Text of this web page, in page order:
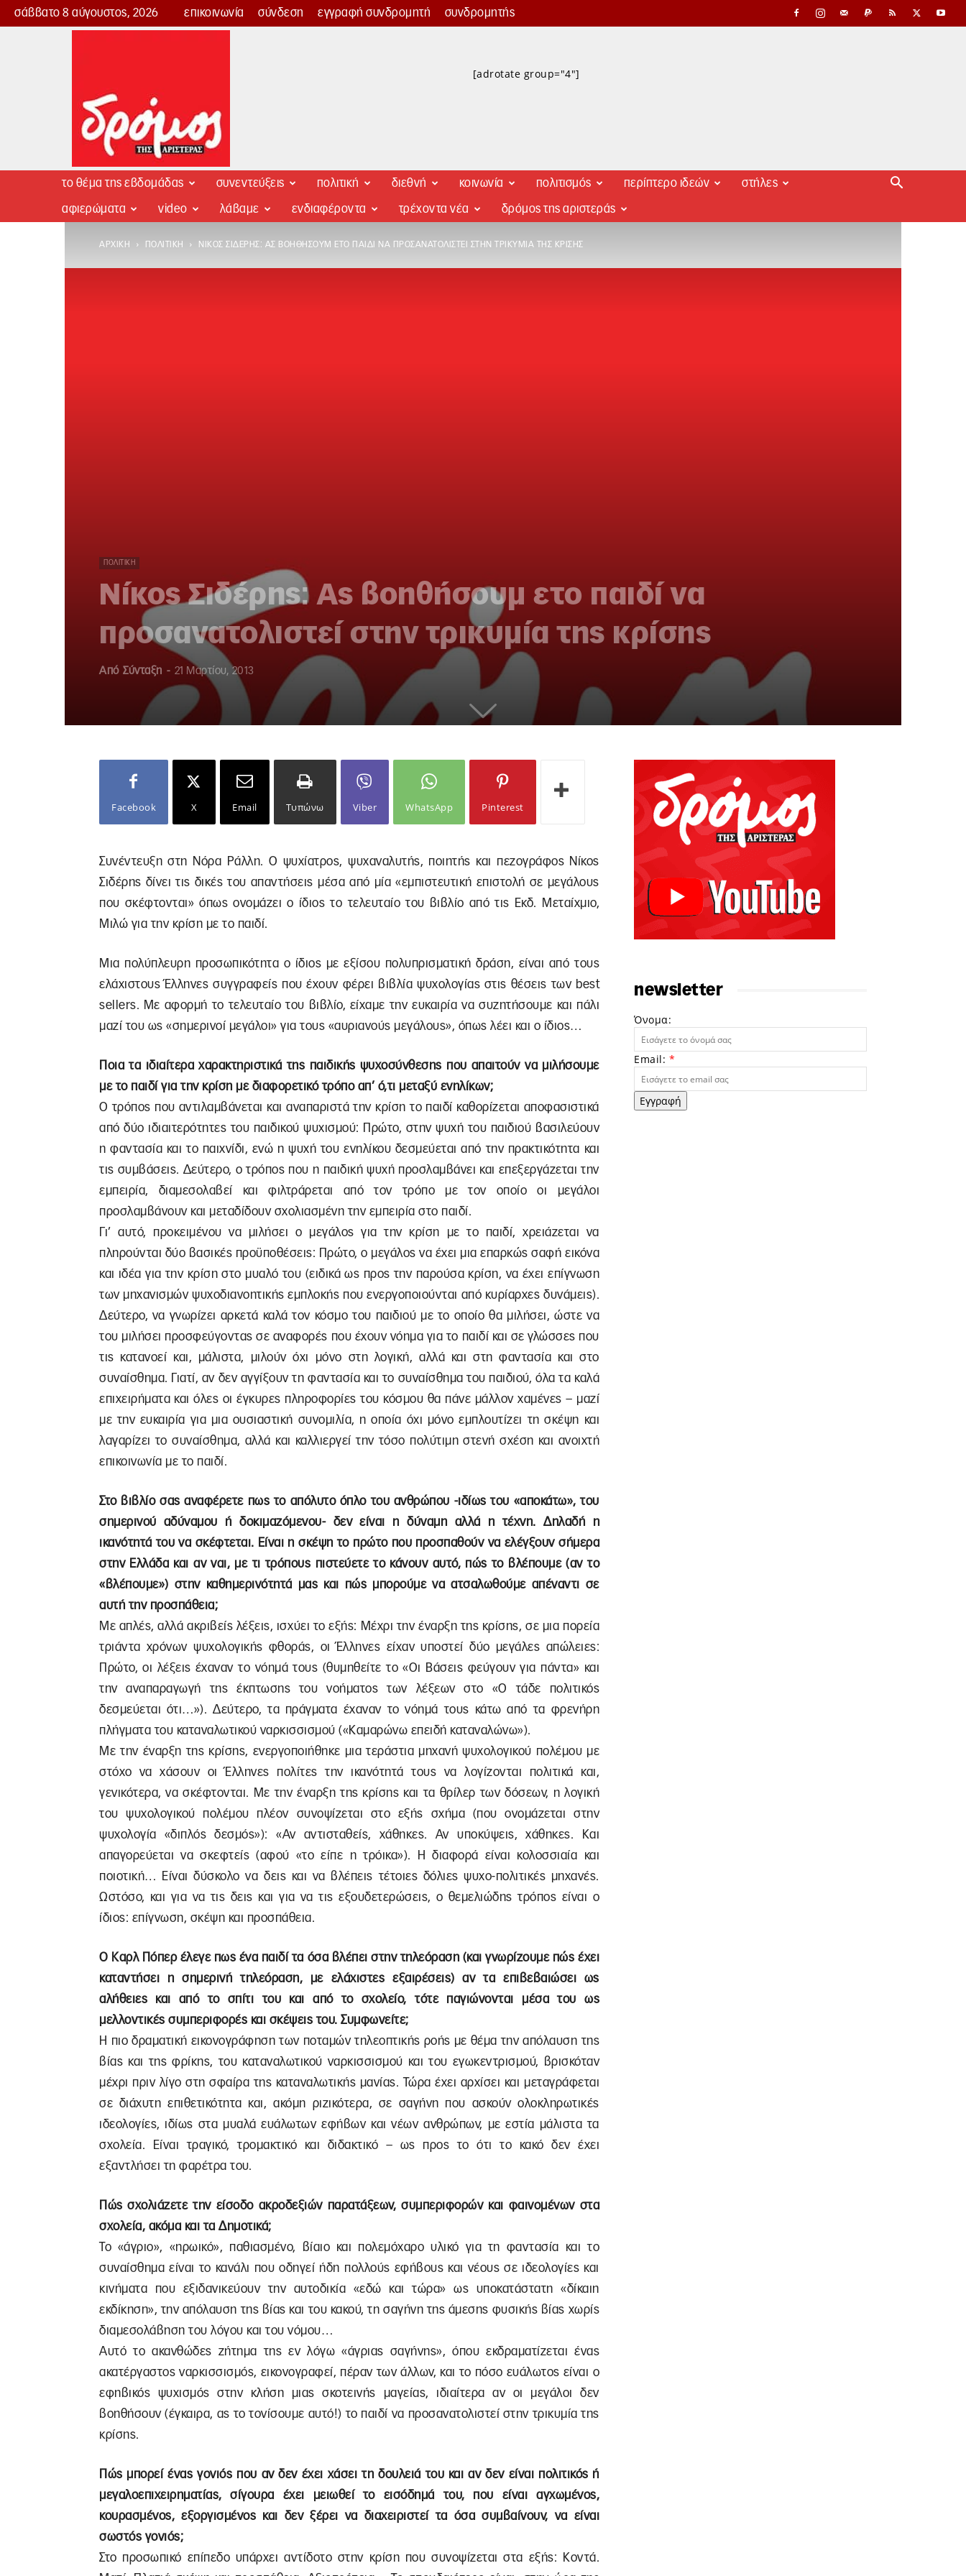
σάββατο 8 αύγουστος, 2026 επικοινωνία σύνδεση εγγραφή συνδρομητή συνδρομητής
Δρόμος
[adrotate group="4"]
το θέμα της εβδομάδας συνεντεύξεις πολιτική διεθνή κοινωνία πολιτισμός περίπτερο ιδεών στήλες
αφιερώματα video λάβαμε ενδιαφέροντα τρέχοντα νέα δρόμος της αριστεράς
ΑΡΧΙΚΉ ΠΟΛΙΤΙΚΉ ΝΊΚΟΣ ΣΙΔΈΡΗΣ: ΑΣ ΒΟΗΘΉΣΟΥΜ ΕΤΟ ΠΑΙΔΊ ΝΑ ΠΡΟΣΑΝΑΤΟΛΙΣΤΕΊ ΣΤΗΝ ΤΡΙΚΥΜΊΑ ΤΗΣ ΚΡΊΣΗΣ
ΠΟΛΙΤΙΚΉ
Νίκος Σιδέρης: Ας βοηθήσουμ ετο παιδί να
προσανατολιστεί στην τρικυμία της κρίσης
Από Σύνταξη - 21 Μαρτίου, 2013
Facebook X Email Τυπώνω Viber WhatsApp Pinterest
Συνέντευξη στη Νόρα Ράλλη. Ο ψυχίατρος, ψυχαναλυτής, ποιητής και πεζογράφος Νίκος
Σιδέρης δίνει τις δικές του απαντήσεις μέσα από μία «εμπιστευτική επιστολή σε μεγάλους
που σκέφτονται» όπως ονομάζει ο ίδιος το τελευταίο του βιβλίο από τις Εκδ. Μεταίχμιο,
Μιλώ για την κρίση με το παιδί.
Μια πολύπλευρη προσωπικότητα ο ίδιος με εξίσου πολυπρισματική δράση, είναι από τους
ελάχιστους Έλληνες συγγραφείς που έχουν φέρει βιβλία ψυχολογίας στις θέσεις των best
sellers. Με αφορμή το τελευταίο του βιβλίο, είχαμε την ευκαιρία να συζητήσουμε και πάλι
μαζί του ως «σημερινοί μεγάλοι» για τους «αυριανούς μεγάλους», όπως λέει και ο ίδιος…
Ποια τα ιδιαίτερα χαρακτηριστικά της παιδικής ψυχοσύνθεσης που απαιτούν να μιλήσουμε
με το παιδί για την κρίση με διαφορετικό τρόπο απ’ ό,τι μεταξύ ενηλίκων;
Ο τρόπος που αντιλαμβάνεται και αναπαριστά την κρίση το παιδί καθορίζεται αποφασιστικά
από δύο ιδιαιτερότητες του παιδικού ψυχισμού: Πρώτο, στην ψυχή του παιδιού βασιλεύουν
η φαντασία και το παιχνίδι, ενώ η ψυχή του ενηλίκου δεσμεύεται από την πρακτικότητα και
τις συμβάσεις. Δεύτερο, ο τρόπος που η παιδική ψυχή προσλαμβάνει και επεξεργάζεται την
εμπειρία, διαμεσολαβεί και φιλτράρεται από τον τρόπο με τον οποίο οι μεγάλοι
προσλαμβάνουν και μεταδίδουν σχολιασμένη την εμπειρία στο παιδί.
Γι’ αυτό, προκειμένου να μιλήσει ο μεγάλος για την κρίση με το παιδί, χρειάζεται να
πληρούνται δύο βασικές προϋποθέσεις: Πρώτο, ο μεγάλος να έχει μια επαρκώς σαφή εικόνα
και ιδέα για την κρίση στο μυαλό του (ειδικά ως προς την παρούσα κρίση, να έχει επίγνωση
των μηχανισμών ψυχοδιανοητικής εμπλοκής που ενεργοποιούνται από κυρίαρχες δυνάμεις).
Δεύτερο, να γνωρίζει αρκετά καλά τον κόσμο του παιδιού με το οποίο θα μιλήσει, ώστε να
του μιλήσει προσφεύγοντας σε αναφορές που έχουν νόημα για το παιδί και σε γλώσσες που
τις κατανοεί και, μάλιστα, μιλούν όχι μόνο στη λογική, αλλά και στη φαντασία και στο
συναίσθημα. Γιατί, αν δεν αγγίξουν τη φαντασία και το συναίσθημα του παιδιού, όλα τα καλά
επιχειρήματα και όλες οι έγκυρες πληροφορίες του κόσμου θα πάνε μάλλον χαμένες – μαζί
με την ευκαιρία για μια ουσιαστική συνομιλία, η οποία όχι μόνο εμπλουτίζει τη σκέψη και
λαγαρίζει το συναίσθημα, αλλά και καλλιεργεί την τόσο πολύτιμη στενή σχέση και ανοιχτή
επικοινωνία με το παιδί.
Στο βιβλίο σας αναφέρετε πως το απόλυτο όπλο του ανθρώπου -ιδίως του «αποκάτω», του
σημερινού αδύναμου ή δοκιμαζόμενου- δεν είναι η δύναμη αλλά η τέχνη. Δηλαδή η
ικανότητά του να σκέφτεται. Είναι η σκέψη το πρώτο που προσπαθούν να ελέγξουν σήμερα
στην Ελλάδα και αν ναι, με τι τρόπους πιστεύετε το κάνουν αυτό, πώς το βλέπουμε (αν το
«βλέπουμε») στην καθημερινότητά μας και πώς μπορούμε να ατσαλωθούμε απέναντι σε
αυτή την προσπάθεια;
Με απλές, αλλά ακριβείς λέξεις, ισχύει το εξής: Μέχρι την έναρξη της κρίσης, σε μια πορεία
τριάντα χρόνων ψυχολογικής φθοράς, οι Έλληνες είχαν υποστεί δύο μεγάλες απώλειες:
Πρώτο, οι λέξεις έχαναν το νόημά τους (θυμηθείτε το «Οι Βάσεις φεύγουν για πάντα» και
την αναπαραγωγή της έκπτωσης του νοήματος των λέξεων στο «Ο τάδε πολιτικός
δεσμεύεται ότι…»). Δεύτερο, τα πράγματα έχαναν το νόημά τους κάτω από τα φρενήρη
πλήγματα του καταναλωτικού ναρκισσισμού («Καμαρώνω επειδή καταναλώνω»).
Με την έναρξη της κρίσης, ενεργοποιήθηκε μια τεράστια μηχανή ψυχολογικού πολέμου με
στόχο να χάσουν οι Έλληνες πολίτες την ικανότητά τους να λογίζονται πολιτικά και,
γενικότερα, να σκέφτονται. Με την έναρξη της κρίσης και τα θρίλερ των δόσεων, η λογική
του ψυχολογικού πολέμου πλέον συνοψίζεται στο εξής σχήμα (που ονομάζεται στην
ψυχολογία «διπλός δεσμός»): «Αν αντισταθείς, χάθηκες. Αν υποκύψεις, χάθηκες. Και
απαγορεύεται να σκεφτείς (αφού «το είπε η τρόικα»). Η διαφορά είναι κολοσσιαία και
ποιοτική… Είναι δύσκολο να δεις και να βλέπεις τέτοιες δόλιες ψυχο-πολιτικές μηχανές.
Ωστόσο, και για να τις δεις και για να τις εξουδετερώσεις, ο θεμελιώδης τρόπος είναι ο
ίδιος: επίγνωση, σκέψη και προσπάθεια.
Ο Καρλ Πόπερ έλεγε πως ένα παιδί τα όσα βλέπει στην τηλεόραση (και γνωρίζουμε πώς έχει
καταντήσει η σημερινή τηλεόραση, με ελάχιστες εξαιρέσεις) αν τα επιβεβαιώσει ως
αλήθειες και από το σπίτι του και από το σχολείο, τότε παγιώνονται μέσα του ως
μελλοντικές συμπεριφορές και σκέψεις του. Συμφωνείτε;
Η πιο δραματική εικονογράφηση των ποταμών τηλεοπτικής ροής με θέμα την απόλαυση της
βίας και της φρίκης, του καταναλωτικού ναρκισσισμού και του εγωκεντρισμού, βρισκόταν
μέχρι πριν λίγο στη σφαίρα της καταναλωτικής μανίας. Τώρα έχει αρχίσει και μεταγράφεται
σε διάχυτη επιθετικότητα και, ακόμη ριζικότερα, σε σαγήνη που ασκούν ολοκληρωτικές
ιδεολογίες, ιδίως στα μυαλά ευάλωτων εφήβων και νέων ανθρώπων, με εστία μάλιστα τα
σχολεία. Είναι τραγικό, τρομακτικό και διδακτικό – ως προς το ότι το κακό δεν έχει
εξαντλήσει τη φαρέτρα του.
Πώς σχολιάζετε την είσοδο ακροδεξιών παρατάξεων, συμπεριφορών και φαινομένων στα
σχολεία, ακόμα και τα Δημοτικά;
Το «άγριο», «ηρωικό», παθιασμένο, βίαιο και πολεμόχαρο υλικό για τη φαντασία και το
συναίσθημα είναι το κανάλι που οδηγεί ήδη πολλούς εφήβους και νέους σε ιδεολογίες και
κινήματα που εξιδανικεύουν την αυτοδικία «εδώ και τώρα» ως υποκατάστατη «δίκαιη
εκδίκηση», την απόλαυση της βίας και του κακού, τη σαγήνη της άμεσης φυσικής βίας χωρίς
διαμεσολάβηση του λόγου και του νόμου…
Αυτό το ακανθώδες ζήτημα της εν λόγω «άγριας σαγήνης», όπου εκδραματίζεται ένας
ακατέργαστος ναρκισσισμός, εικονογραφεί, πέραν των άλλων, και το πόσο ευάλωτος είναι ο
εφηβικός ψυχισμός στην κλήση μιας σκοτεινής μαγείας, ιδιαίτερα αν οι μεγάλοι δεν
βοηθήσουν (έγκαιρα, ας το τονίσουμε αυτό!) το παιδί να προσανατολιστεί στην τρικυμία της
κρίσης.
Πώς μπορεί ένας γονιός που αν δεν έχει χάσει τη δουλειά του και αν δεν είναι πολιτικός ή
μεγαλοεπιχειρηματίας, σίγουρα έχει μειωθεί το εισόδημά του, που είναι αγχωμένος,
κουρασμένος, εξοργισμένος και δεν ξέρει να διαχειριστεί τα όσα συμβαίνουν, να είναι
σωστός γονιός;
Στο προσωπικό επίπεδο υπάρχει αντίδοτο στην κρίση που συνοψίζεται στα εξής: Κοντά.
newsletter
Όνομα:
Email: *
Εγγραφή